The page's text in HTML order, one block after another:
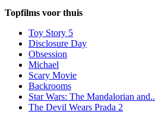
Topfilms voor thuis
Toy Story 5
Disclosure Day
Obsession
Michael
Scary Movie
Backrooms
Star Wars: The Mandalorian and..
The Devil Wears Prada 2